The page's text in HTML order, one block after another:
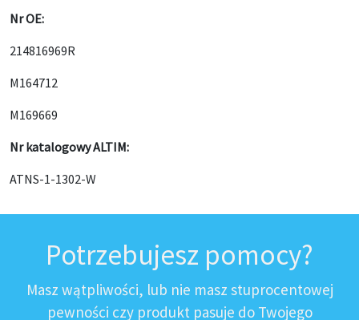
Nr OE:
214816969R
M164712
M169669
Nr katalogowy ALTIM:
ATNS-1-1302-W
Potrzebujesz pomocy?
Masz wątpliwości, lub nie masz stuprocentowej
pewności czy produkt pasuje do Twojego